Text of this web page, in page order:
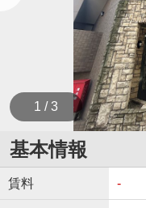
1 / 3
基本情報
賃料 -